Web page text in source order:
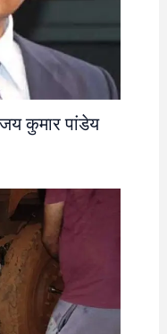
कुमार पांडेय